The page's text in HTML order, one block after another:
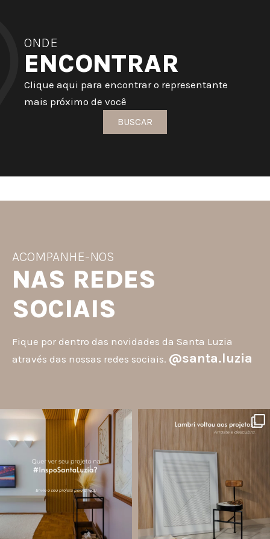
ONDE
ENCONTRAR
Clique aqui para encontrar o representante
mais próximo de você
BUSCAR
ACOMPANHE-NOS
NAS REDES
SOCIAIS
Fique por dentro das novidades da Santa Luzia
através das nossas redes sociais. @santa.luzia
santa.luzia
A #InspoSantaLuzia é um espaço
criado para divulgar projetos que
utilizam produtos Santa Luzia e
valorizar o trabalho de arquitetos,
designers de...
Jul 28
13 0
O lambri é um revestimento versátil
painéis decorativos e diversas
composições para valorizar o
Jul 27
86 8